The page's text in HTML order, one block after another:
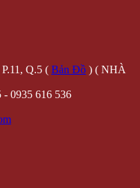
Q.5 ( Bản Đồ ) ( NHÀ
- 0935 616 536